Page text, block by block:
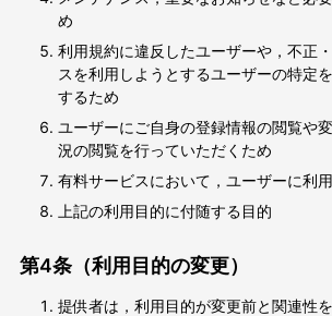
め
利用規約に違反したユーザーや，不正
スを利用しようとするユーザーの特定
するため
ユーザーにご自身の登録情報の閲覧や
況の閲覧を行っていただくため
有料サービスにおいて，ユーザーに利
上記の利用目的に付随する目的
第4条（利用目的の変更）
提供者は，利用目的が変更前と関連性